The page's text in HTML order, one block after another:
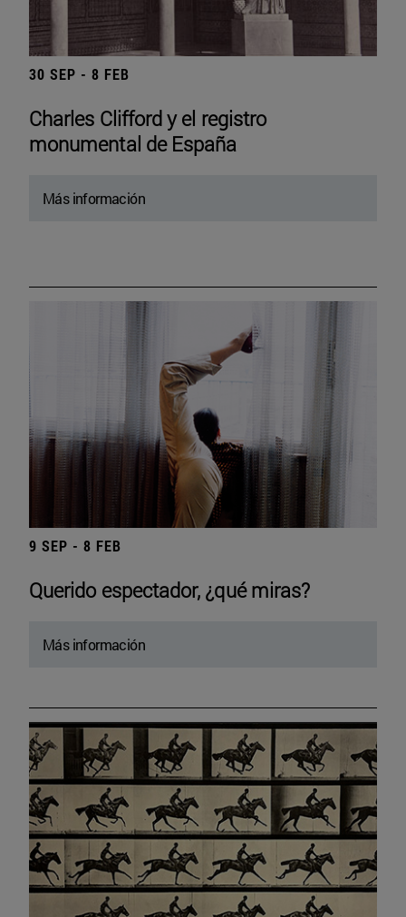
30 SEP - 8 FEB
Charles Clifford y el registro
monumental de España
Más información
9 SEP - 8 FEB
Querido espectador, ¿qué miras?
Más información